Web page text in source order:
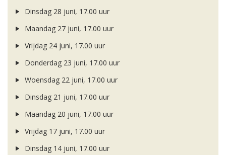
Dinsdag 28 juni, 17.00 uur
Maandag 27 juni, 17.00 uur
Vrijdag 24 juni, 17.00 uur
Donderdag 23 juni, 17.00 uur
Woensdag 22 juni, 17.00 uur
Dinsdag 21 juni, 17.00 uur
Maandag 20 juni, 17.00 uur
Vrijdag 17 juni, 17.00 uur
Dinsdag 14 juni, 17.00 uur